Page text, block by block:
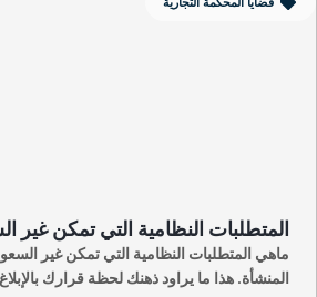
المتطلبات النظامية التي تمكن غير
ماهي المتطلبات النظامية التي تمكن غير
المنشأة. هذا ما يراود ذهنك لحظة قرارك بالإبلاغ